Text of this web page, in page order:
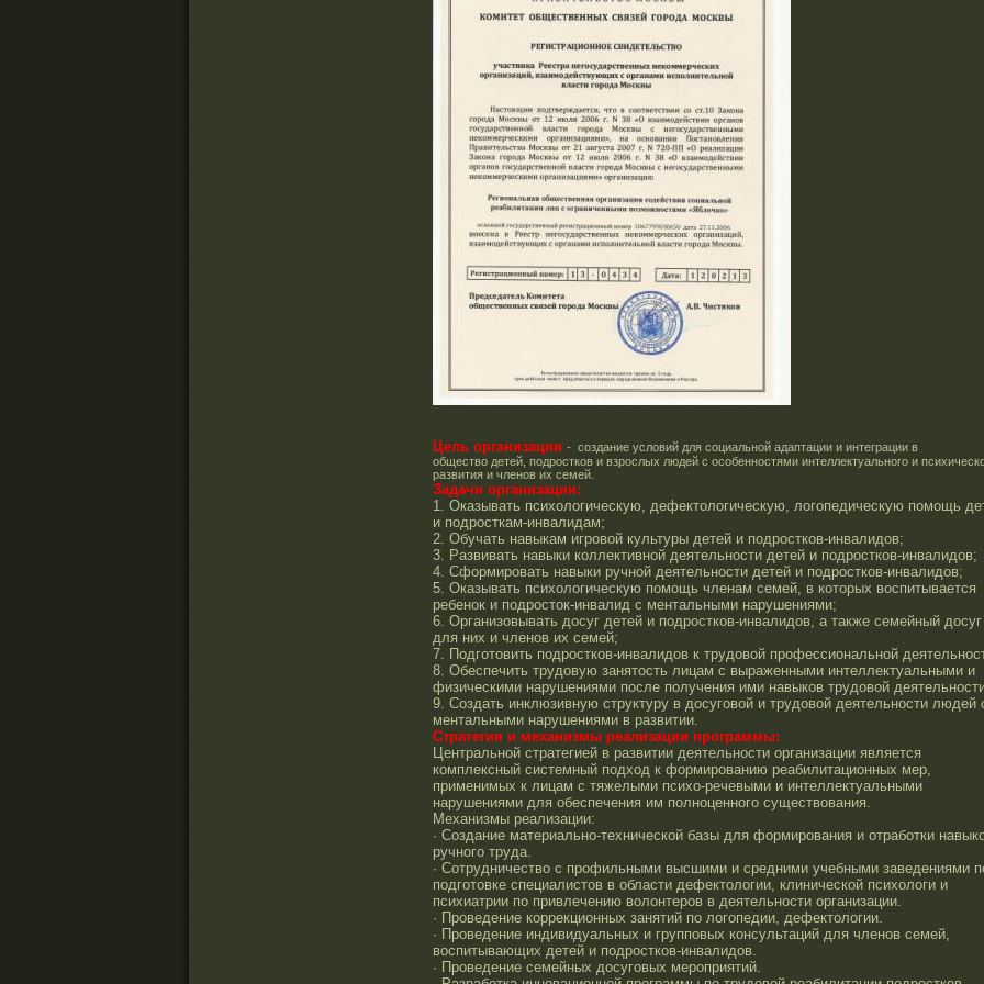
Цель организации - создание условий для социальной адаптации и интеграции в
общество детей, подростков и взрослых людей с особенностями интеллектуального и
развития и членов их семей.
Задачи организации:
1. Оказывать психологическую, дефектологическую, логопедическую помощь
и подросткам-инвалидам;
2. Обучать навыкам игровой культуры детей и подростков-инвалидов;
3. Развивать навыки коллективной деятельности детей и подростков-инвалидов;
4. Сформировать навыки ручной деятельности детей и подростков-инвалидов;
5. Оказывать психологическую помощь членам семей, в которых воспитывается
ребенок и подросток-инвалид с ментальными нарушениями;
6. Организовывать досуг детей и подростков-инвалидов, а также семейный досуг
для них и членов их семей;
7. Подготовить подростков-инвалидов к трудовой профессиональной
8. Обеспечить трудовую занятость лицам с выраженными интеллектуальными и
физическими нарушениями после получения ими навыков трудовой
9. Создать инклюзивную структуру в досуговой и трудовой деятельности людей
ментальными нарушениями в развитии.
Стратегия и механизмы реализации программы:
Центральной стратегией в развитии деятельности организации является
комплексный системный подход к формированию реабилитационных мер,
применимых к лицам с тяжелыми психо-речевыми и интеллектуальными
нарушениями для обеспечения им полноценного существования.
Механизмы реализации:
· Создание материально-технической базы для формирования и отработки
ручного труда.
· Сотрудничество с профильными высшими и средними учебными заведениями
подготовке специалистов в области дефектологии, клинической психологи и
психиатрии по привлечению волонтеров в деятельности организации.
· Проведение коррекционных занятий по логопедии, дефектологии.
· Проведение индивидуальных и групповых консультаций для членов семей,
воспитывающих детей и подростков-инвалидов.
· Проведение семейных досуговых мероприятий.